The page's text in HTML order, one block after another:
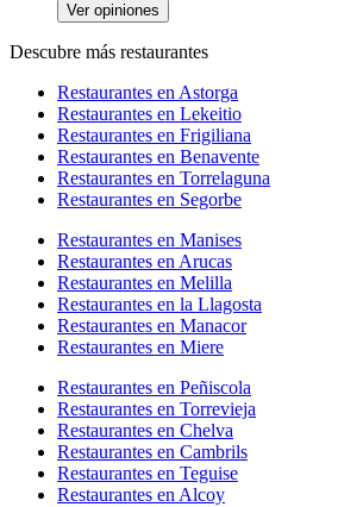
Ver opiniones
Descubre más restaurantes
Restaurantes en Astorga
Restaurantes en Lekeitio
Restaurantes en Frigiliana
Restaurantes en Benavente
Restaurantes en Torrelaguna
Restaurantes en Segorbe
Restaurantes en Manises
Restaurantes en Arucas
Restaurantes en Melilla
Restaurantes en la Llagosta
Restaurantes en Manacor
Restaurantes en Miere
Restaurantes en Peñiscola
Restaurantes en Torrevieja
Restaurantes en Chelva
Restaurantes en Cambrils
Restaurantes en Teguise
Restaurantes en Alcoy